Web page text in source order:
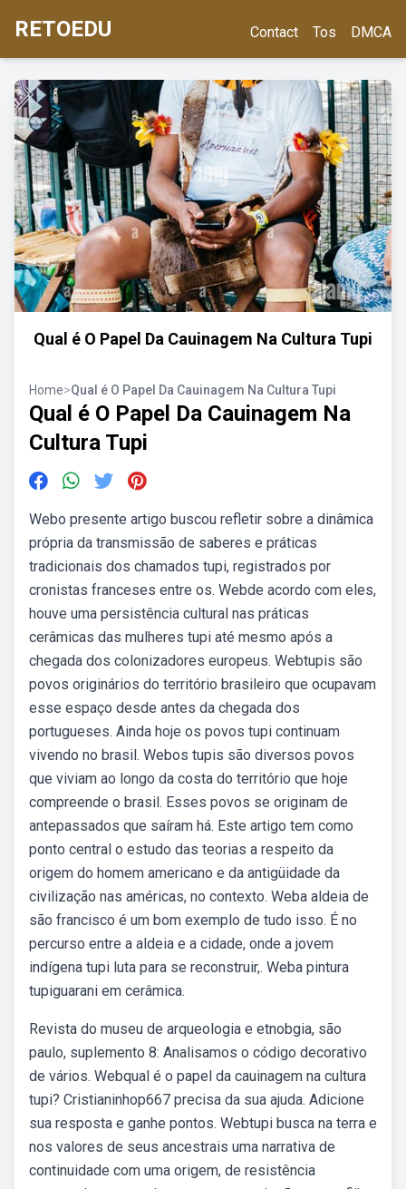
RETOEDU Contact Tos DMCA
Qual é O Papel Da Cauinagem Na Cultura Tupi
Home>Qual é O Papel Da Cauinagem Na Cultura Tupi
Qual é O Papel Da Cauinagem Na
Cultura Tupi
Webo presente artigo buscou refletir sobre a dinâmica
própria da transmissão de saberes e práticas
tradicionais dos chamados tupi, registrados por
cronistas franceses entre os. Webde acordo com eles,
houve uma persistência cultural nas práticas
cerâmicas das mulheres tupi até mesmo após a
chegada dos colonizadores europeus. Webtupis são
povos originários do território brasileiro que ocupavam
esse espaço desde antes da chegada dos
portugueses. Ainda hoje os povos tupi continuam
vivendo no brasil. Webos tupis são diversos povos
que viviam ao longo da costa do território que hoje
compreende o brasil. Esses povos se originam de
antepassados que saíram há. Este artigo tem como
ponto central o estudo das teorias a respeito da
origem do homem americano e da antigüidade da
civilização nas américas, no contexto. Weba aldeia de
são francisco é um bom exemplo de tudo isso. É no
percurso entre a aldeia e a cidade, onde a jovem
indígena tupi luta para se reconstruir,. Weba pintura
tupiguarani em cerâmica.
Revista do museu de arqueologia e etnobgia, são
paulo, suplemento 8: Analisamos o código decorativo
de vários. Webqual é o papel da cauinagem na cultura
tupi? Cristianinhop667 precisa da sua ajuda. Adicione
sua resposta e ganhe pontos. Webtupi busca na terra e
nos valores de seus ancestrais uma narrativa de
continuidade com uma origem, de resistência